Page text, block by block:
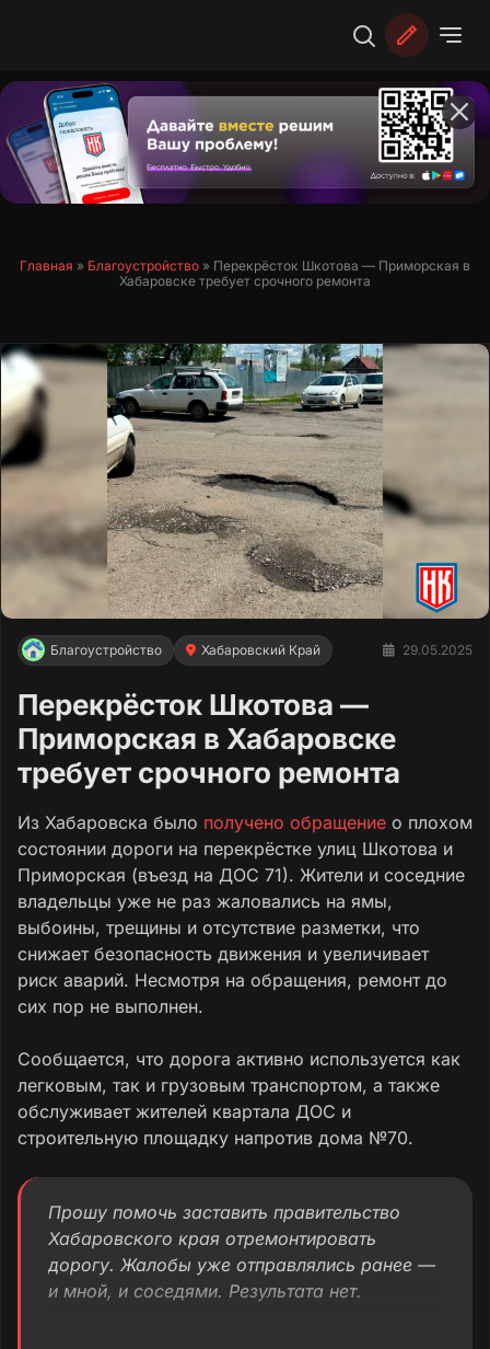
Главная » Благоустройство » Перекрёсток Шкотова — Приморская в
Хабаровске требует срочного ремонта
Благоустройство Хабаровский Край 29.05.2025
Перекрёсток Шкотова —
Приморская в Хабаровске
требует срочного ремонта
Из Хабаровска было получено обращение о плохом
состоянии дороги на перекрёстке улиц Шкотова и
Приморская (въезд на ДОС 71). Жители и соседние
владельцы уже не раз жаловались на ямы,
выбоины, трещины и отсутствие разметки, что
снижает безопасность движения и увеличивает
риск аварий. Несмотря на обращения, ремонт до
сих пор не выполнен.
Сообщается, что дорога активно используется как
легковым, так и грузовым транспортом, а также
обслуживает жителей квартала ДОС и
строительную площадку напротив дома №70.
Прошу помочь заставить правительство
Хабаровского края отремонтировать
дорогу. Жалобы уже отправлялись ранее —
и мной, и соседями. Результата нет.